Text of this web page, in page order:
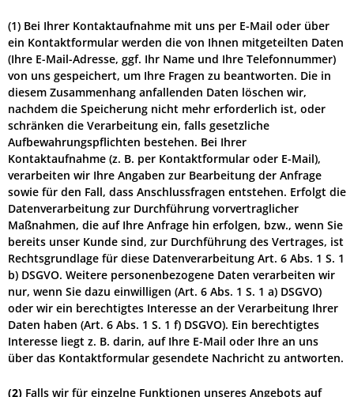
(1) Bei Ihrer Kontaktaufnahme mit uns per E-Mail oder über
ein Kontaktformular werden die von Ihnen mitgeteilten Daten
(Ihre E-Mail-Adresse, ggf. Ihr Name und Ihre Telefonnummer)
von uns gespeichert, um Ihre Fragen zu beantworten. Die in
diesem Zusammenhang anfallenden Daten löschen wir,
nachdem die Speicherung nicht mehr erforderlich ist, oder
schränken die Verarbeitung ein, falls gesetzliche
Aufbewahrungspflichten bestehen. Bei Ihrer
Kontaktaufnahme (z. B. per Kontaktformular oder E-Mail),
verarbeiten wir Ihre Angaben zur Bearbeitung der Anfrage
sowie für den Fall, dass Anschlussfragen entstehen. Erfolgt die
Datenverarbeitung zur Durchführung vorvertraglicher
Maßnahmen, die auf Ihre Anfrage hin erfolgen, bzw., wenn Sie
bereits unser Kunde sind, zur Durchführung des Vertrages, ist
Rechtsgrundlage für diese Datenverarbeitung Art. 6 Abs. 1 S. 1
b) DSGVO. Weitere personenbezogene Daten verarbeiten wir
nur, wenn Sie dazu einwilligen (Art. 6 Abs. 1 S. 1 a) DSGVO)
oder wir ein berechtigtes Interesse an der Verarbeitung Ihrer
Daten haben (Art. 6 Abs. 1 S. 1 f) DSGVO). Ein berechtigtes
Interesse liegt z. B. darin, auf Ihre E-Mail oder Ihre an uns
über das Kontaktformular gesendete Nachricht zu antworten.
(2) Falls wir für einzelne Funktionen unseres Angebots auf